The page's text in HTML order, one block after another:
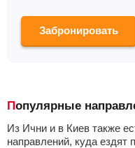
Забронировать
Популярные
Из Ични и в Киев также
направлений, куда